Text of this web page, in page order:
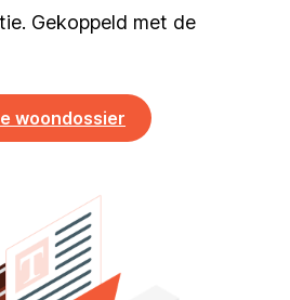
Gekoppeld met de
woondossier